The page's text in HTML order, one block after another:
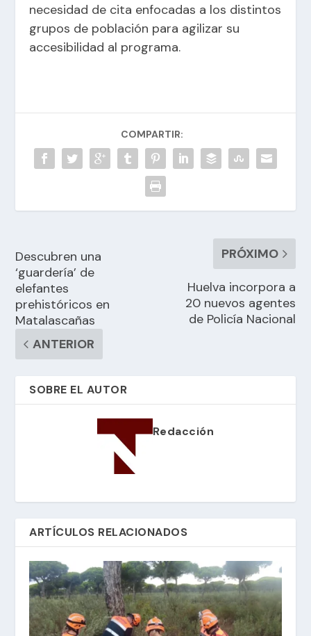
necesidad de cita enfocadas a los distintos
grupos de población para agilizar su
accesibilidad al programa.
COMPARTIR:
Descubren una
‘guardería’ de
elefantes
prehistóricos en
Matalascañas
ANTERIOR
PRÓXIMO
Huelva incorpora a
20 nuevos agentes
de Policía Nacional
SOBRE EL AUTOR
Redacción
ARTÍCULOS RELACIONADOS